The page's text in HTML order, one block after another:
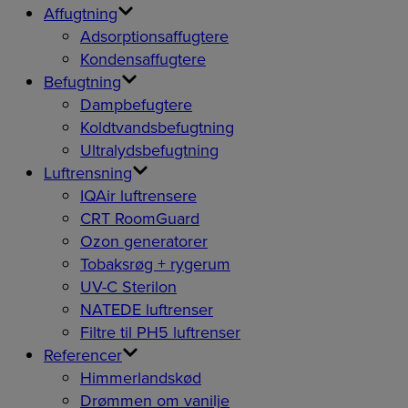
Affugtning
Adsorptionsaffugtere
Kondensaffugtere
Befugtning
Dampbefugtere
Koldtvandsbefugtning
Ultralydsbefugtning
Luftrensning
IQAir luftrensere
CRT RoomGuard
Ozon generatorer
Tobaksrøg + rygerum
UV-C Sterilon
NATEDE luftrenser
Filtre til PH5 luftrenser
Referencer
Himmerlandskød
Drømmen om vanilje